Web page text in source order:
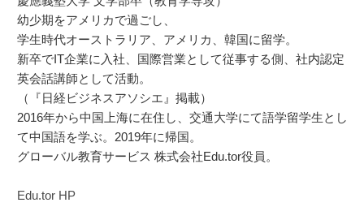
幼少期をアメリカで過ごし、
学生時代オーストラリア、アメリカ、韓国に留学。
新卒でIT企業に入社、国際営業として従事する側、社内認定
英会話講師として活動。
（『日経ビジネスアソシエ』掲載）
2016年から中国上海に在住し、交通大学にて語学留学生とし
て中国語を学ぶ。2019年に帰国。
グローバル教育サービス 株式会社Edu.tor役員。
Edu.tor HP